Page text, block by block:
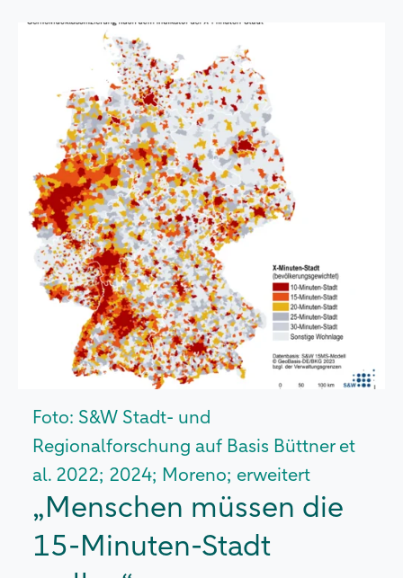
Foto: S&W Stadt- und
Regionalforschung auf Basis Büttner et
al. 2022; 2024; Moreno; erweitert
„Menschen müssen die
15-Minuten-Stadt